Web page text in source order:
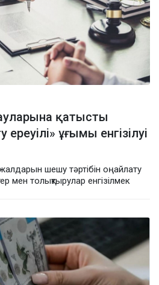
қатысты
ұғымы енгізілуі
шешу тәртібін оңайлату
мен толықтырулар енгізілмек